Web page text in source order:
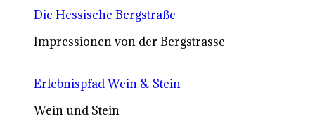
Die Hessische Bergstraße
Impressionen von der Bergstrasse
Erlebnispfad Wein & Stein
Wein und Stein